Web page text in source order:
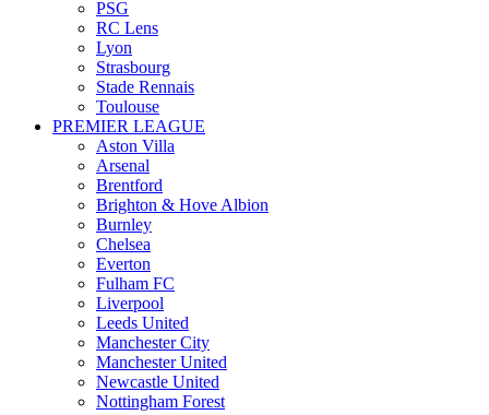
PSG
RC Lens
Lyon
Strasbourg
Stade Rennais
Toulouse
PREMIER LEAGUE
Aston Villa
Arsenal
Brentford
Brighton & Hove Albion
Burnley
Chelsea
Everton
Fulham FC
Liverpool
Leeds United
Manchester City
Manchester United
Newcastle United
Nottingham Forest